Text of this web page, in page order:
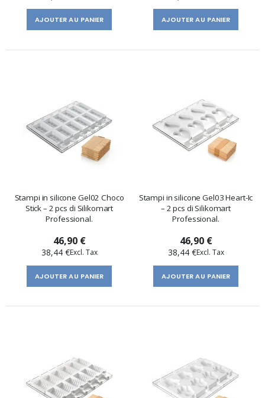
AJOUTER AU PANIER AJOUTER AU PANIER
Stampi in silicone Gel02 Choco
Stick – 2 pcs di Silikomart
Professional.
46,90 €
38,44 €
AJOUTER AU PANIER
Stampi in silicone Gel03 Heart-Ic
– 2 pcs di Silikomart
Professional.
46,90 €
38,44 €
AJOUTER AU PANIER